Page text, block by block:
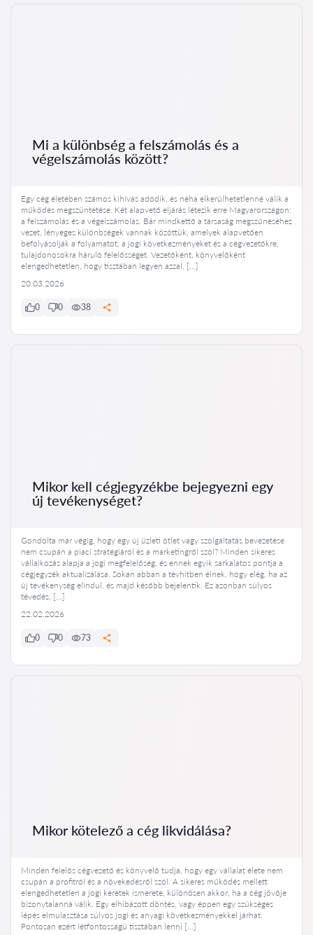
Mi a különbség a felszámolás és a
végelszámolás között?
Egy cég életében számos kihívás adódik, és néha elkerülhetetlenné válik a
működés megszüntetése. Két alapvető eljárás létezik erre Magyarországon:
a felszámolás és a végelszámolás. Bár mindkettő a társaság megszűnéséhez
vezet, lényeges különbségek vannak közöttük, amelyek alapvetően
befolyásolják a folyamatot, a jogi következményeket és a cégvezetőkre,
tulajdonosokra háruló felelősséget. Vezetőként, könyvelőként
elengedhetetlen, hogy tisztában legyen azzal, […]
20.03.2026
0 0 38
Mikor kell cégjegyzékbe bejegyezni egy
új tevékenységet?
Gondolta már végig, hogy egy új üzleti ötlet vagy szolgáltatás bevezetése
nem csupán a piaci stratégiáról és a marketingről szól? Minden sikeres
vállalkozás alapja a jogi megfelelőség, és ennek egyik sarkalatos pontja a
cégjegyzék aktualizálása. Sokan abban a tévhitben élnek, hogy elég, ha az
új tevékenység elindul, és majd később bejelentik. Ez azonban súlyos
tévedés, […]
22.02.2026
0 0 73
Mikor kötelező a cég likvidálása?
Minden felelős cégvezető és könyvelő tudja, hogy egy vállalat élete nem
csupán a profitról és a növekedésről szól. A sikeres működés mellett
elengedhetetlen a jogi keretek ismerete, különösen akkor, ha a cég jövője
bizonytalanná válik. Egy elhibázott döntés, vagy éppen egy szükséges
lépés elmulasztása súlyos jogi és anyagi következményekkel járhat.
Pontosan ezért létfontosságú tisztában lenni […]